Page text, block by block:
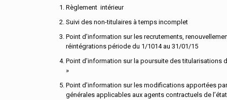
Règlement intérieur
Suivi des non-titulaires à temps incomplet
Point d’information sur les recrutements,
réintégrations période du 1/1014 au 31/01/15
Point d’information sur la poursuite des titularisations
»
Point d’information sur les modifications apportées
générales applicables aux agents contractuels de l’état